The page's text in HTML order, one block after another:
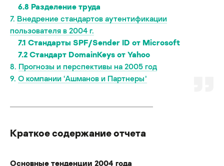
6.8 Разделение труда
7. Внедрение стандартов аутентификации
пользователя в 2004 г.
7.1 Стандарты SPF/Sender ID от Microsoft
7.2 Стандарт DomainKeys от Yahoo
8. Прогнозы и перспективы на 2005 год
9. О компании ‘Ашманов и Партнеры’
Краткое содержание отчета
Основные тенденции 2004 года